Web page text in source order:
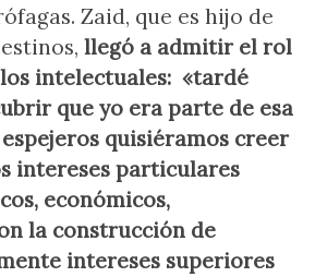
Zaid, que es hijo de
llegó a admitir el rol
intelectuales: «tardé
que yo era parte de esa
quisiéramos creer
intereses particulares
económicos,
la construcción de
intereses superiores